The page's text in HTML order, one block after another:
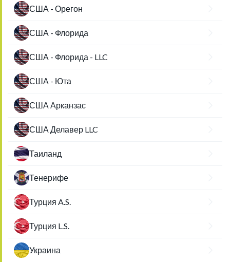
США - Орегон
США - Флорида
США - Флорида - LLC
США - Юта
США Арканзас
США Делавер LLC
Таиланд
Тенерифе
Турция A.S.
Турция L.S.
Украина